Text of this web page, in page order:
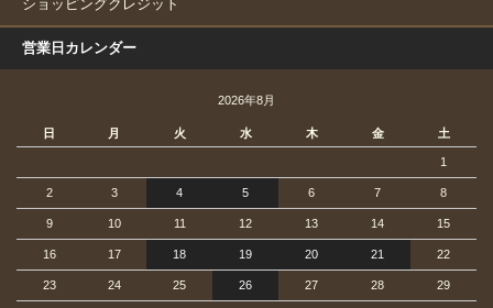
ショッピングクレジット
営業日カレンダー
2026年8月
日 月 火 水 木 金 土
1
2 3 4 5 6 7 8
9 10 11 12 13 14 15
16 17 18 19 20 21 22
23 24 25 26 27 28 29